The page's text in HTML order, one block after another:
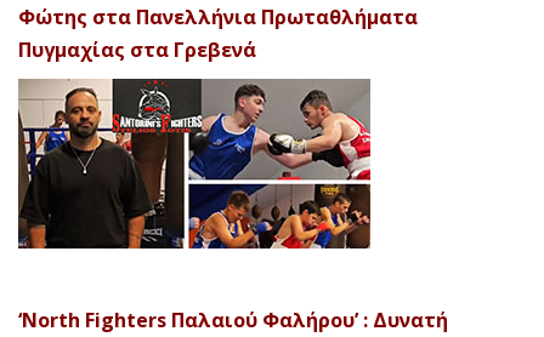
Φώτης στα Πανελλήνια Πρωταθλήματα
Πυγμαχίας στα Γρεβενά
‘North Fighters Παλαιού Φαλήρου’ : Δυνατή